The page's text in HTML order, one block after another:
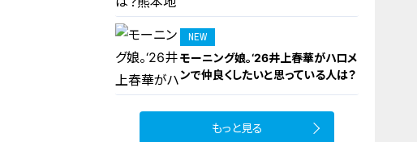
NEW
モーニング娘。‘26井上春華がハロメ
ンで仲良くしたいと思っている人は？
もっと見る